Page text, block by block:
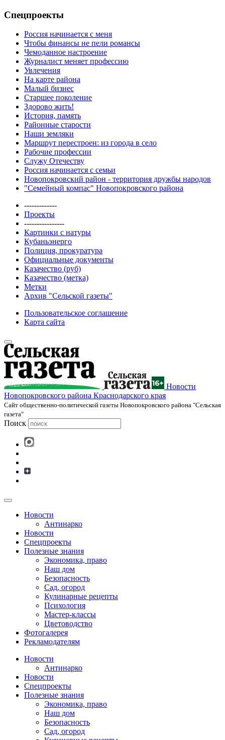
Спецпроекты
Россия начинается с меня
Чтобы финансы не пели романсы
Чемоданное настроение
Журналист меняет профессию
Увлечения
На карте района
Малый бизнес
Старшее поколение
Здорово жить!
История, память
Районные старости
Наши земляки
Маршрут перестроен: из города в село
Рабочие профессии
Служу Отечеству
Россия начинается с семьи
Новопокровский район - территория дружбы народов
"Семейный компас" Новопокровского района
-------------
Проекты
----------------
Картинки с натуры
Кубаньэнерго
Полиция, прокуратура
Официальные документы
Казачество (руб)
Казачество (метка)
Метки
Архив "Сельской газеты"
Пользовательское соглашение
Карта сайта
Новости
Новопокровского района Краснодарского края
Cайт общественно-политической газеты Новопокровского района "Сельская
газета"
Поиск
Новости
Антинарко
Новости
Спецпроекты
Полезные знания
Экономика, право
Наш дом
Безопасность
Сад, огород
Кулинарные рецепты
Психология
Мастер-классы
Цветоводство
Фотогалерея
Рекламодателям
Новости
Антинарко
Новости
Спецпроекты
Полезные знания
Экономика, право
Наш дом
Безопасность
Сад, огород